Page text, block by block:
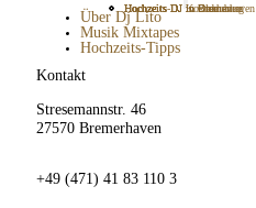
Hochzeits DJ in Bremen
Hochzeits DJ in Bremerhaven
Hochzeits DJ in Cuxhaven
Hochzeits DJ in Oldenburg
Hochzeits-DJ Kosten
Über Dj Lito
Musik Mixtapes
Hochzeits-Tipps
Kontakt
Stresemannstr. 46
27570 Bremerhaven
+49 (471) 41 83 110 3